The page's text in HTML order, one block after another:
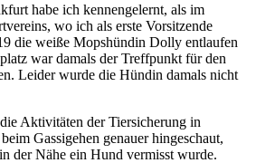
habe ich kennengelernt, als im
wo ich als erste Vorsitzende
die weiße Mopshündin Dolly entlaufen
war damals der Treffpunkt für den
Leider wurde die Hündin damals nicht
Aktivitäten der Tiersicherung in
Gassigehen genauer hingeschaut,
der Nähe ein Hund vermisst wurde.